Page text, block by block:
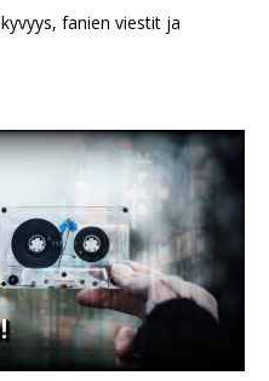
fanien viestit ja